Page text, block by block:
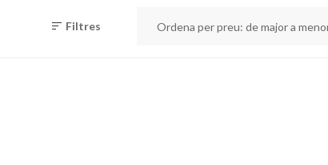
Filtres